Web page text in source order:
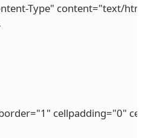
Type" content="text/
cellpadding="0"